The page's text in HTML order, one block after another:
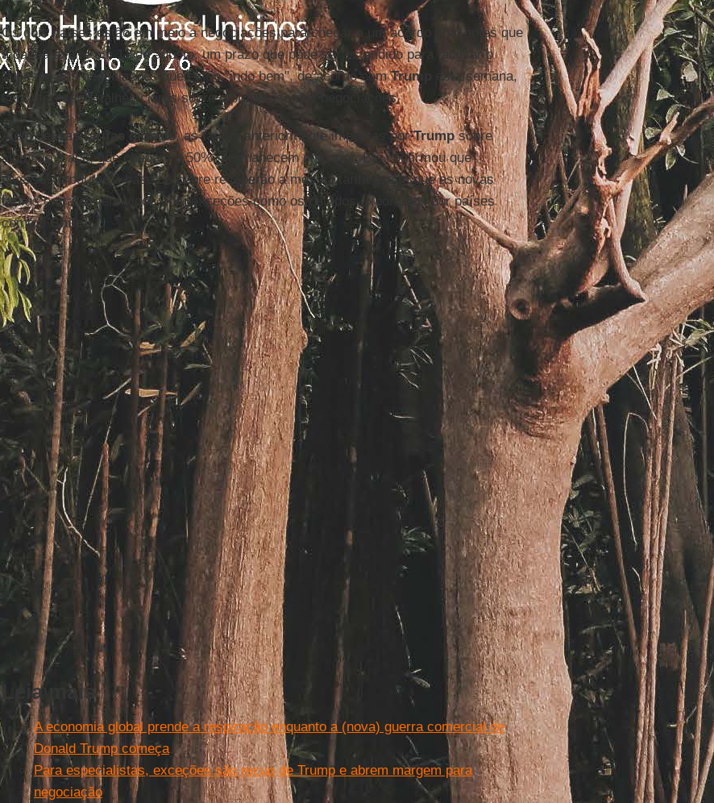
Os dois países estão em meio a negociações para chegar a um acordo final antes que
a pausa expire em 12 de agosto, um prazo que pode ser estendido para facilitar o
sucesso das negociações que estão "indo bem", de acordo comTrump
esta semana,
sem oferecer detalhes claros sobre o progresso nas negociações.
Além dessastarifas globais, as tarifas anteriormente impostas porTrumpsobre
alumínio e aço, que chegam a 50%, permanecem em vigor. Ele confirmou que
diversos produtos à base de cobre receberão a mesma tarifa assim que as novas
tarifas entrarem em vigor, com exceções como os cátodos exportados por países
como o Chile .
Leia mais
A economia global prende a respiração enquanto a (nova) guerra comercial de
Donald Trump começa
Para especialistas, exceções são recuo de Trump e abrem margem para
negociação